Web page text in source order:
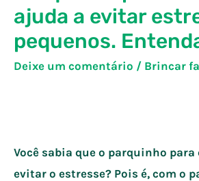
ajuda a evitar
pequenos.
Deixe um comentário / Brincar
Você sabia que o parquinho
evitar o estresse? Pois é, com o